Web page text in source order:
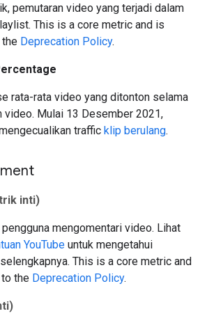
pemutaran video yang terjadi dalam
This is a core metric and is
Deprecation Policy.
rata-rata video yang ditonton selama
video. Mulai 13 Desember 2021,
traffic klip berulang.
inti)
mengomentari video. Lihat
YouTube untuk mengetahui
This is a core metric and
the Deprecation Policy.